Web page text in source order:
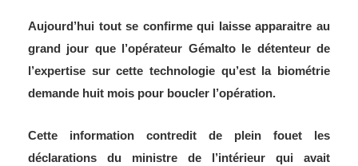
Aujourd’hui tout se confirme qui laisse apparaitre au
grand jour que l’opérateur Gémalto le détenteur de
l’expertise sur cette technologie qu’est la biométrie
demande huit mois pour boucler l’opération.
Cette information contredit de plein fouet les
déclarations du ministre de l’intérieur qui avait